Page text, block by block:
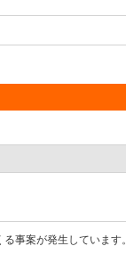
事案が発生しています。